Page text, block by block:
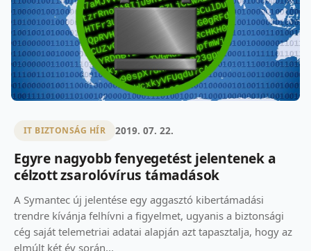
IT BIZTONSÁG HÍR 2019. 07. 22.
Egyre nagyobb fenyegetést jelentenek a
célzott zsarolóvírus támadások
A Symantec új jelentése egy aggasztó kibertámadási
trendre kívánja felhívni a figyelmet, ugyanis a biztonsági
cég saját telemetriai adatai alapján azt tapasztalja, hogy az
elmúlt két év során...